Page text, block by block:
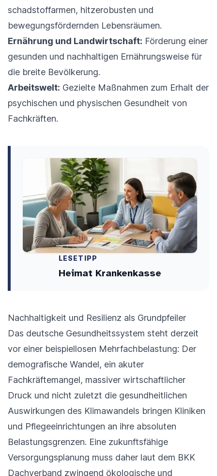
schadstoffarmen, hitzerobusten und
bewegungsfördernden Lebensräumen.
Ernährung und Landwirtschaft: Förderung einer
gesunden und nachhaltigen Ernährungsweise für
die breite Bevölkerung.
Arbeitswelt: Gezielte Maßnahmen zum Erhalt der
psychischen und physischen Gesundheit von
Fachkräften.
LESETIPP
Heimat Krankenkasse
Nachhaltigkeit und Resilienz als Grundpfeiler
Das deutsche Gesundheitssystem steht derzeit
vor einer beispiellosen Mehrfachbelastung: Der
demografische Wandel, ein akuter
Fachkräftemangel, massiver wirtschaftlicher
Druck und nicht zuletzt die gesundheitlichen
Auswirkungen des Klimawandels bringen Kliniken
und Pflegeeinrichtungen an ihre absoluten
Belastungsgrenzen. Eine zukunftsfähige
Versorgungsplanung muss daher laut dem BKK
Dachverband zwingend ökologische und